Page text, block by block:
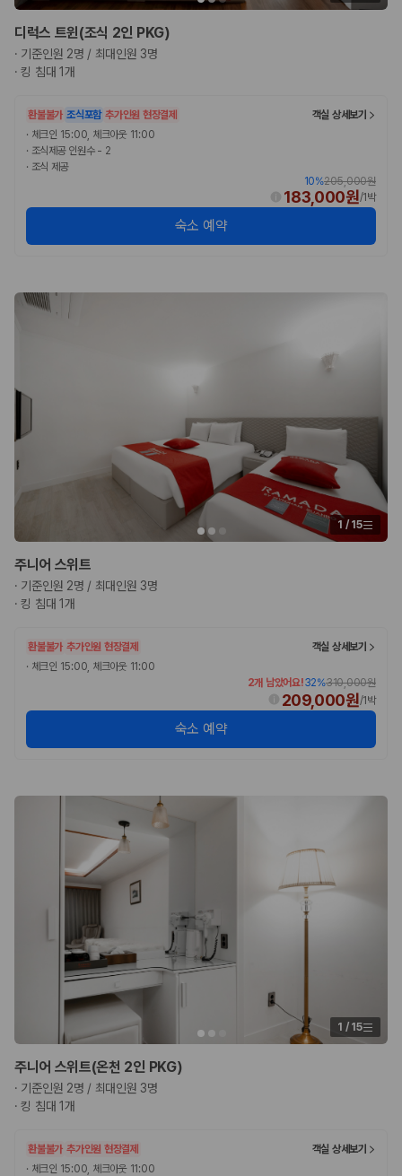
디럭스 트윈(조식 2인 PKG)
· 기준인원 2명 / 최대인원 3명
·킹 침대 1개
환불불가 조식포함 추가인원 현장결제
객실 상세보기
· 체크인 15:00, 체크아웃 11:00
· 조식제공 인원수 - 2
· 조식 제공
10%205,000원
183,000원/1박
숙소 예약
1 /15
주니어 스위트
· 기준인원 2명 / 최대인원 3명
·킹 침대 1개
환불불가 추가인원 현장결제
객실 상세보기
· 체크인 15:00, 체크아웃 11:00
2개 남았어요!32%310,000원
209,000원/1박
숙소 예약
1 / 15
주니어 스위트(온천 2인 PKG)
· 기준인원 2명 / 최대인원 3명
·킹 침대 1개
환불불가 추가인원 현장결제
객실 상세보기
· 체크인 15:00, 체크아웃 11:00